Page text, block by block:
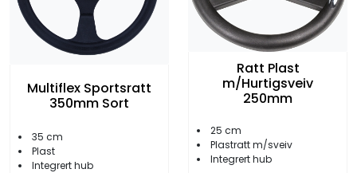
Multiflex Sportsratt
350mm Sort
35 cm
Plast
Integrert hub
Ratt Plast
m/Hurtigsveiv
250mm
25 cm
Plastratt m/sveiv
Integrert hub